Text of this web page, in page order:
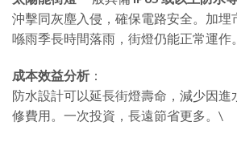
沖擊同灰塵入侵，確保電路安全。加埋
喺雨季長時間落雨，街燈仍能正常運作。
成本效益分析 ：
防水設計可以延長街燈壽命，減少因進
修費用。一次投資，長遠節省更多。\